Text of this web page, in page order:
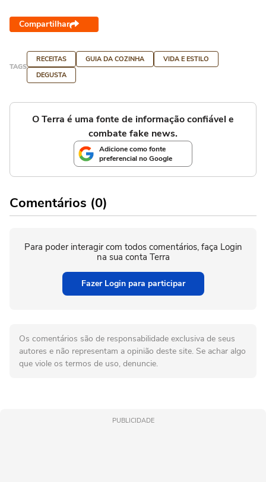
Compartilhar
TAGS
RECEITAS GUIA DA COZINHA
VIDA E ESTILO
DEGUSTA
O Terra é uma fonte de informação confiável e
combate fake news.
Adicione como fonte
preferencial no Google
Comentários (0)
Para poder interagir com todos comentários, faça Login
na sua conta Terra
Fazer Login para participar
Os comentários são de responsabilidade exclusiva de seus
autores e não representam a opinião deste site. Se achar algo
que viole os termos de uso, denuncie.
PUBLICIDADE